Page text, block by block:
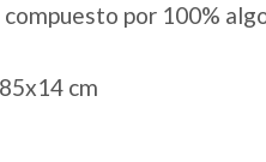
por 100%
cm